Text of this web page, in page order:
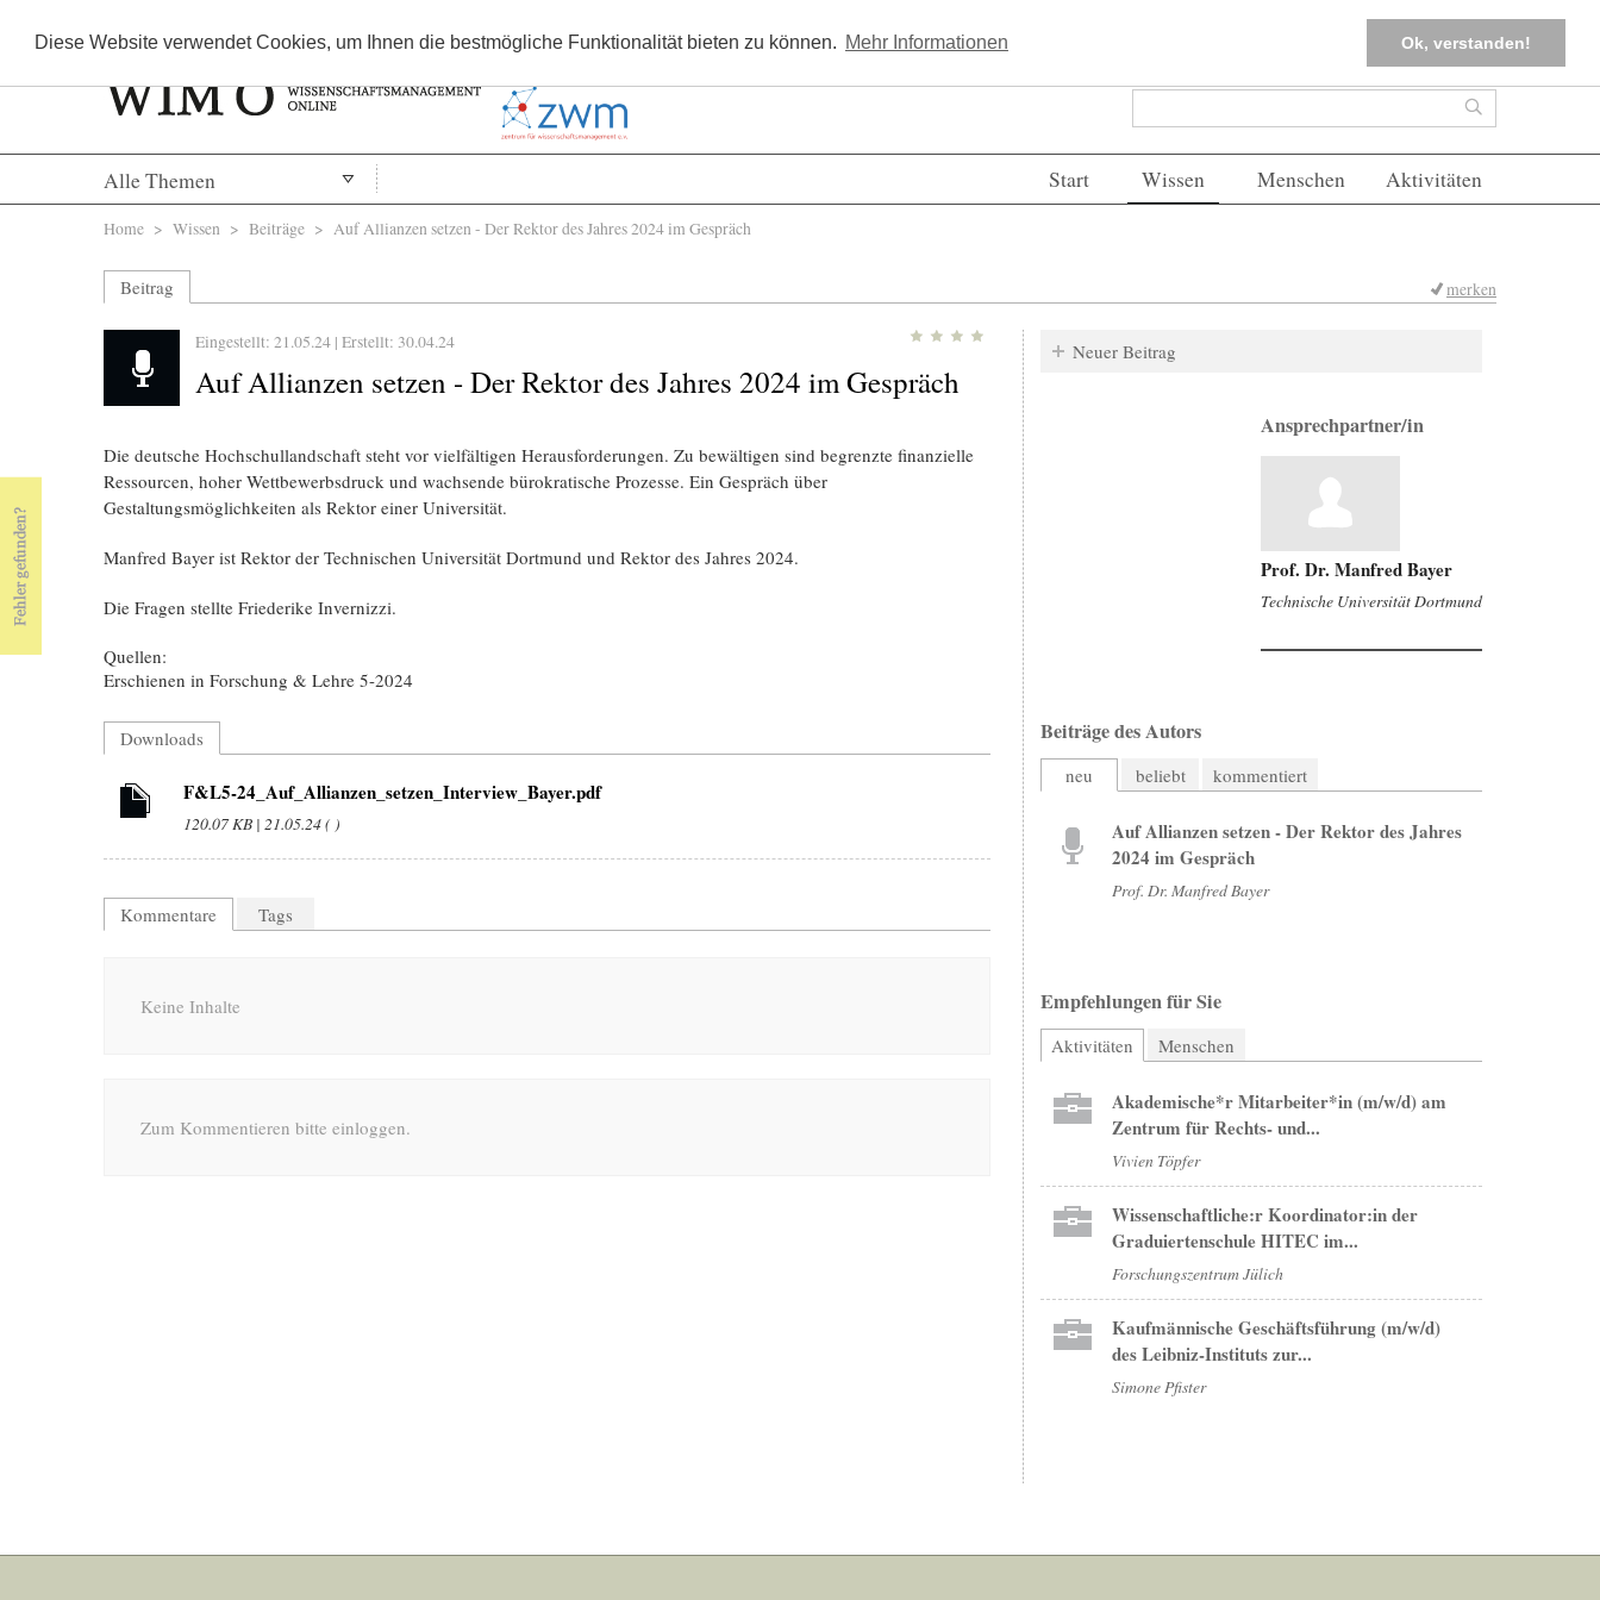
Diese Website verwendet Cookies, um Ihnen die bestmögliche Funktionalität bieten zu können. Mehr Informationen Ok, verstanden!
Kostenlos registrieren FAQs Einloggen
Suchformular Suche
Alle Themen Start Wissen Menschen Aktivitäten
Sie sind hier
Home > Wissen > Beiträge > Auf Allianzen setzen - Der Rektor des Jahres 2024 im Gespräch
Beitrag merken
Eingestellt: 21.05.24 | Erstellt: 30.04.24
Auf Allianzen setzen - Der Rektor des Jahres 2024 im Gespräch
Die deutsche Hochschullandschaft steht vor vielfältigen Herausforderungen. Zu bewältigen sind begrenzte finanzielle
Ressourcen, hoher Wettbewerbsdruck und wachsende bürokratische Prozesse. Ein Gespräch über
Gestaltungsmöglichkeiten als Rektor einer Universität.
Manfred Bayer ist Rektor der Technischen Universität Dortmund und Rektor des Jahres 2024.
Die Fragen stellte Friederike Invernizzi.
Quellen:
Erschienen in Forschung & Lehre 5-2024
Downloads
F&L5-24_Auf_Allianzen_setzen_Interview_Bayer.pdf
120.07 KB | 21.05.24 ( )
Kommentare Tags
Keine Inhalte
Zum Kommentieren bitte einloggen.
Neuer Beitrag
Ansprechpartner/in
Prof. Dr. Manfred Bayer
Technische Universität Dortmund
Beiträge des Autors
neu beliebt kommentiert
Auf Allianzen setzen - Der Rektor des Jahres
2024 im Gespräch
Prof. Dr. Manfred Bayer
Empfehlungen für Sie
Aktivitäten (aktiver Reiter)
Menschen
Akademische*r Mitarbeiter*in (m/w/d) am
Zentrum für Rechts- und...
Vivien Töpfer
Wissenschaftliche:r Koordinator:in der
Graduiertenschule HITEC im...
Forschungszentrum Jülich
Kaufmännische Geschäftsführung (m/w/d)
des Leibniz-Instituts zur...
Simone Pfister